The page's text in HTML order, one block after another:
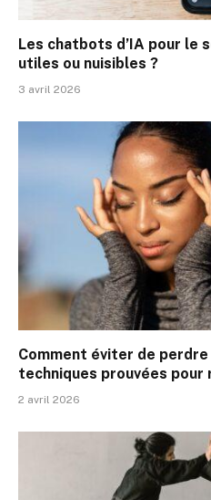
Les chatbots d’IA pour le
utiles ou nuisibles ?
3 avril 2026
Comment éviter de
techniques prouvées pour
2 avril 2026